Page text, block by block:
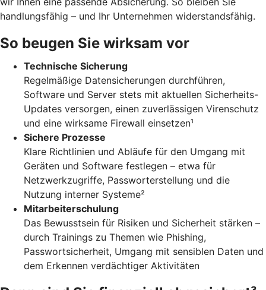
handlungsfähig – und Ihr Unternehmen widerstandsfähig.
So beugen Sie wirksam vor
Technische Sicherung
Regelmäßige Datensicherungen durchführen,
Software und Server stets mit aktuellen Sicherheits-
Updates versorgen, einen zuverlässigen Virenschutz
und eine wirksame Firewall einsetzen¹
Sichere Prozesse
Klare Richtlinien und Abläufe für den Umgang mit
Geräten und Software festlegen – etwa für
Netzwerkzugriffe, Passworterstellung und die
Nutzung interner Systeme²
Mitarbeiterschulung
Das Bewusstsein für Risiken und Sicherheit stärken –
durch Trainings zu Themen wie Phishing,
Passwortsicherheit, Umgang mit sensiblen Daten und
dem Erkennen verdächtiger Aktivitäten